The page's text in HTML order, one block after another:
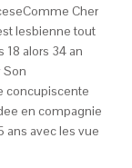
Cher
lesbienne tout
alors 34 an
Son
concupiscente
en compagnie
ans avec les vue